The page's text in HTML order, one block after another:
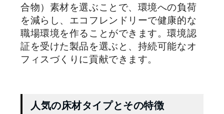
合物）素材を選ぶことで、環境への負荷
を減らし、エコフレンドリーで健康的な
職場環境を作ることができます。環境認
証を受けた製品を選ぶと、持続可能なオ
フィスづくりに貢献できます。
人気の床材タイプとその特徴